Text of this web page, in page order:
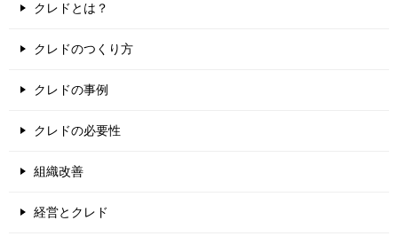
クレドとは？
クレドのつくり方
クレドの事例
クレドの必要性
組織改善
経営とクレド